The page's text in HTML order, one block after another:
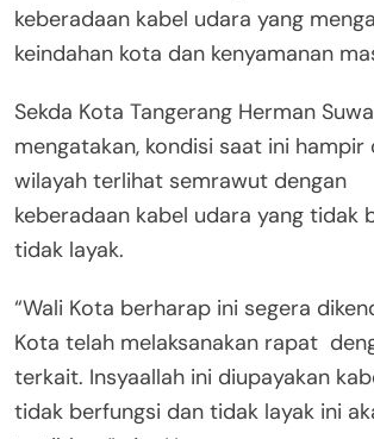
keberadaan kabel udara yang
keindahan kota dan kenyamanan
Sekda Kota Tangerang Herman
mengatakan, kondisi saat ini hampir
wilayah terlihat semrawut dengan
keberadaan kabel udara yang tidak
tidak layak.
“Wali Kota berharap ini segera
Kota telah melaksanakan rapat
terkait. Insyaallah ini diupayakan
tidak berfungsi dan tidak layak ini